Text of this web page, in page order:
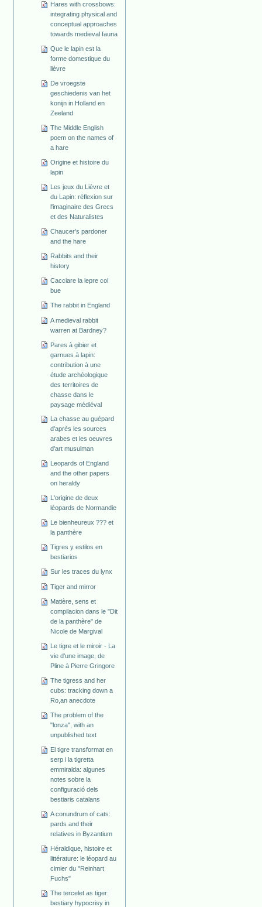
Hares with crossbows:
integrating physical and
conceptual approaches
towards medieval fauna
Que le lapin est la
forme domestique du
lièvre
De vroegste
geschiedenis van het
konijn in Holland en
Zeeland
The Middle English
poem on the names of
a hare
Origine et histoire du
lapin
Les jeux du Lièvre et
du Lapin: réflexion sur
l'imaginaire des Grecs
et des Naturalistes
Chaucer's pardoner
and the hare
Rabbits and their
history
Cacciare la lepre col
bue
The rabbit in England
A medieval rabbit
warren at Bardney?
Pares à gibier et
garnues à lapin:
contribution à une
étude archéologique
des territoires de
chasse dans le
paysage médiéval
La chasse au guépard
d'après les sources
arabes et les oeuvres
d'art musulman
Leopards of England
and the other papers
on heraldy
L'origine de deux
léopards de Normandie
Le bienheureux ??? et
la panthère
Tigres y estilos en
bestiarios
Sur les traces du lynx
Tiger and mirror
Matière, sens et
compilacion dans le "Dit
de la panthère" de
Nicole de Margival
Le tigre et le miroir - La
vie d'une image, de
Pline à Pierre Gringore
The tigress and her
cubs: tracking down a
Ro,an anecdote
The problem of the
"lonza", with an
unpublished text
El tigre transformat en
serp i la tigretta
emmiralda: algunes
notes sobre la
configuració dels
bestiaris catalans
A conundrum of cats:
pards and their
relatives in Byzantium
Héraldique, histoire et
littérature: le léopard au
cimier du "Reinhart
Fuchs"
The tercelet as tiger:
bestiary hypocrisy in